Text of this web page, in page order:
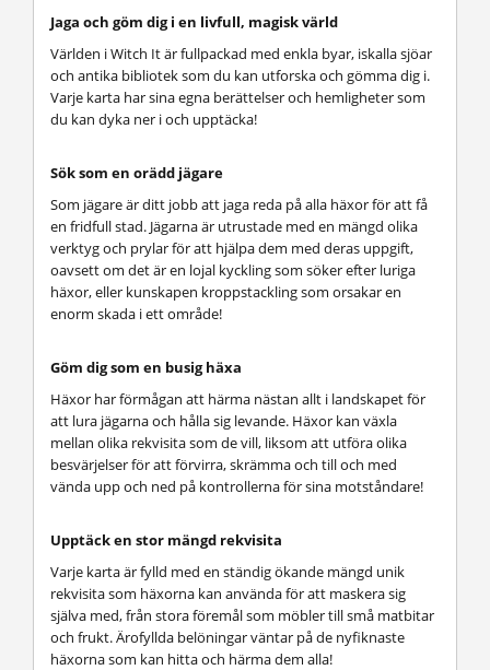
Jaga och göm dig i en livfull, magisk värld
Världen i Witch It är fullpackad med enkla byar, iskalla sjöar
och antika bibliotek som du kan utforska och gömma dig i.
Varje karta har sina egna berättelser och hemligheter som
du kan dyka ner i och upptäcka!
Sök som en orädd jägare
Som jägare är ditt jobb att jaga reda på alla häxor för att få
en fridfull stad. Jägarna är utrustade med en mängd olika
verktyg och prylar för att hjälpa dem med deras uppgift,
oavsett om det är en lojal kyckling som söker efter luriga
häxor, eller kunskapen kroppstackling som orsakar en
enorm skada i ett område!
Göm dig som en busig häxa
Häxor har förmågan att härma nästan allt i landskapet för
att lura jägarna och hålla sig levande. Häxor kan växla
mellan olika rekvisita som de vill, liksom att utföra olika
besvärjelser för att förvirra, skrämma och till och med
vända upp och ned på kontrollerna för sina motståndare!
Upptäck en stor mängd rekvisita
Varje karta är fylld med en ständig ökande mängd unik
rekvisita som häxorna kan använda för att maskera sig
själva med, från stora föremål som möbler till små matbitar
och frukt. Ärofyllda belöningar väntar på de nyfiknaste
häxorna som kan hitta och härma dem alla!